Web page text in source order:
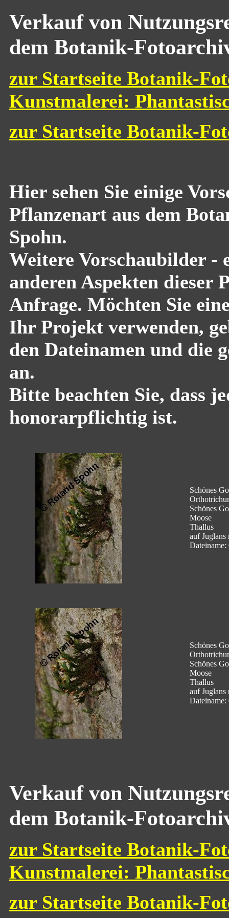
Verkauf von
dem Botanik-
zur Startseite Botanik-
Kunstmalerei:
zur Startseite Botanik-
Hier sehen Sie einige
Pflanzenart aus dem
Spohn.
Weitere Vorschaubilder -
anderen Aspekten dieser
Anfrage. Möchten Sie
Ihr Projekt verwenden,
den Dateinamen und die
an.
Bitte beachten Sie, dass
honorarpflichtig ist.
Schönes
Schönes
Moose
Thallus
auf Juglans
Schönes
Schönes
Moose
Thallus
auf Juglans
Verkauf von
dem Botanik-
zur Startseite Botanik-
Kunstmalerei:
zur Startseite Botanik-